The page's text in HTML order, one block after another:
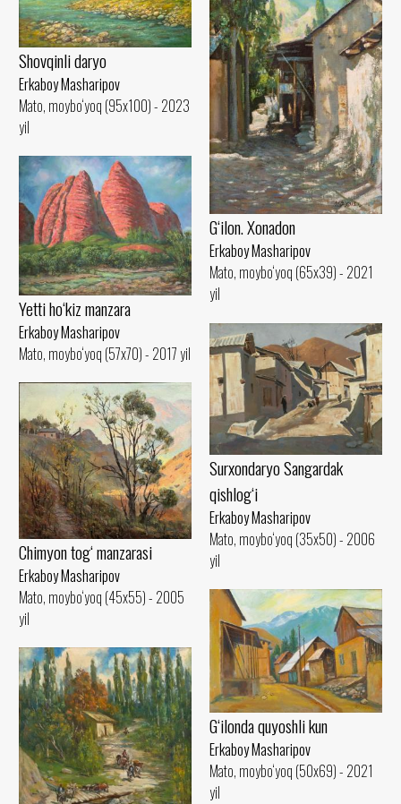
Shovqinli daryo
Erkaboy Masharipov
Mato, moybo‘yoq (95x100) - 2023
yil
G‘ilon. Xonadon
Erkaboy Masharipov
Mato, moybo‘yoq (65x39) - 2021
yil
Yetti ho‘kiz manzara
Erkaboy Masharipov
Mato, moybo‘yoq (57x70) - 2017 yil
Surxondaryo Sangardak
qishlog‘i
Erkaboy Masharipov
Mato, moybo‘yoq (35x50) - 2006
yil
Chimyon tog‘ manzarasi
Erkaboy Masharipov
Mato, moybo‘yoq (45x55) - 2005
yil
G‘ilonda quyoshli kun
Erkaboy Masharipov
Mato, moybo‘yoq (50x69) - 2021
yil